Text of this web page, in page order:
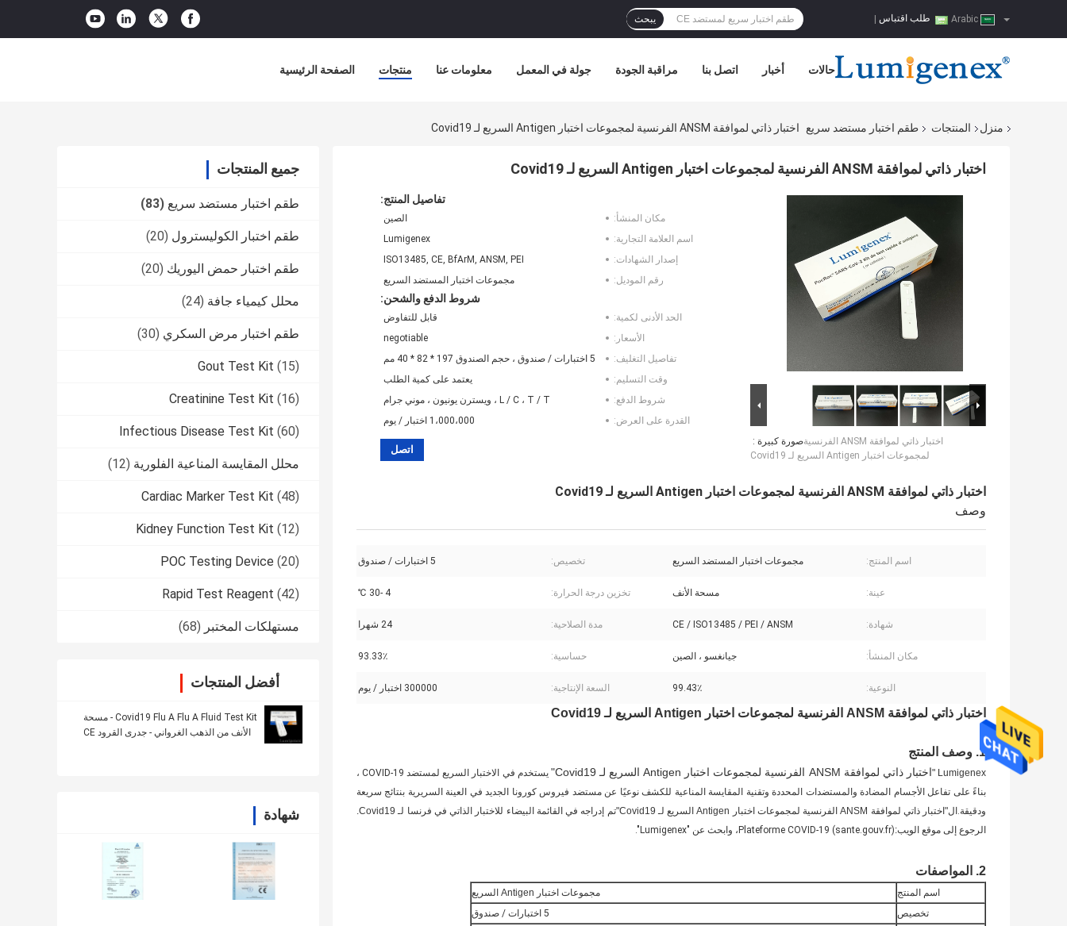
طلب اقتباس يبحث
الصفحة الرئيسية منتجات معلومات عنا جولة في المعمل مراقبة الجودة اتصل بنا أخبار حالات
منزل المنتجات طقم اختبار مستضد سريع اختبار ذاتي لموافقة ANSM الفرنسية لمجموعات اختبار Antigen السريع لـ Covid19
جميع المنتجات
طقم اختبار مستضد سريع (83)
طقم اختبار الكوليسترول (20)
طقم اختبار حمض اليوريك (20)
محلل كيمياء جافة (24)
طقم اختبار مرض السكري (30)
Gout Test Kit (15)
Creatinine Test Kit (16)
Infectious Disease Test Kit (60)
محلل المقايسة المناعية الفلورية (12)
Cardiac Marker Test Kit (48)
Kidney Function Test Kit (12)
POC Testing Device (20)
Rapid Test Reagent (42)
مستهلكات المختبر (68)
أفضل المنتجات
Covid19 Flu A Flu A Fluid Test Kit - مسحة
الأنف من الذهب الغرواني - جدرى القرود CE
شهادة
اختبار ذاتي لموافقة ANSM الفرنسية لمجموعات اختبار Antigen السريع لـ Covid19
صورة كبيرة :اختبار ذاتي لموافقة ANSM الفرنسية
لمجموعات اختبار Antigen السريع لـ Covid19
تفاصيل المنتج:
مكان المنشأ:
الصين
اسم العلامة التجارية:
Lumigenex
إصدار الشهادات:
ISO13485, CE, BfArM, ANSM, PEI
رقم الموديل:
مجموعات اختبار المستضد السريع
شروط الدفع والشحن:
الحد الأدنى لكمية:
قابل للتفاوض
الأسعار:
negotiable
تفاصيل التغليف:
5 اختبارات / صندوق ، حجم الصندوق 197 * 82 * 40 مم
وقت التسليم:
يعتمد على كمية الطلب
شروط الدفع:
L / C ، T / T ، ويسترن يونيون ، موني جرام
القدرة على العرض:
1،000،000 اختبار / يوم
اتصل
اختبار ذاتي لموافقة ANSM الفرنسية لمجموعات اختبار Antigen السريع لـ Covid19
وصف
اسم المنتج: مجموعات اختبار المستضد السريع تخصيص: 5 اختبارات / صندوق
عينة: مسحة الأنف تخزين درجة الحرارة: 4 -30 ℃
شهادة: CE / ISO13485 / PEI / ANSM مدة الصلاحية: 24 شهرا
مكان المنشأ: جيانغسو ، الصين حساسية: 93.33٪
النوعية: 99.43٪ السعة الإنتاجية: 300000 اختبار / يوم
اختبار ذاتي لموافقة ANSM الفرنسية لمجموعات اختبار Antigen السريع لـ Covid19
1. وصف المنتج
Lumigenex " اختبار ذاتي لموافقة ANSM الفرنسية لمجموعات اختبار Antigen السريع لـ Covid19 "
يستخدم في الاختبار السريع لمستضد COVID-19 ،
بناءً على تفاعل الأجسام المضادة والمستضدات المحددة وتقنية المقايسة المناعية للكشف نوعيًا عن مستضد فيروس كورونا الجديد في العينة السريرية بنتائج سريعة
ودقيقة.ال" اختبار ذاتي لموافقة ANSM الفرنسية لمجموعات اختبار Antigen السريع لـ Covid19
"تم إدراجه في القائمة البيضاء للاختبار الذاتي في فرنسا لـ Covid19.
الرجوع إلى موقع الويب:Plateforme COVID-19 (sante.gouv.fr) ، وابحث عن "Lumigenex".
2. المواصفات
اسم المنتج
مجموعات اختبار Antigen السريع
تخصيص
5 اختبارات / صندوق